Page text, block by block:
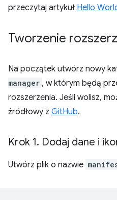
przeczytaj artykuł Hello
Tworzenie
Na początek utwórz nowy
manager , w którym będą
rozszerzenia. Jeśli wolisz,
źródłowy z GitHub.
Krok 1. Dodaj dane i
Utwórz plik o nazwie